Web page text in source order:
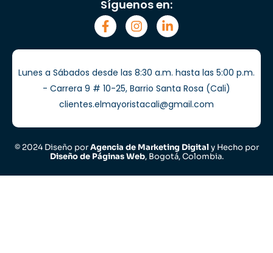
Síguenos en:
Lunes a Sábados desde las 8:30 a.m. hasta las 5:00 p.m.
- Carrera 9 # 10-25, Barrio Santa Rosa (Cali)
clientes.elmayoristacali@gmail.com
© 2024 Diseño porAgencia de Marketing Digitaly Hecho por
Diseño de Páginas Web, Bogotá, Colombia.